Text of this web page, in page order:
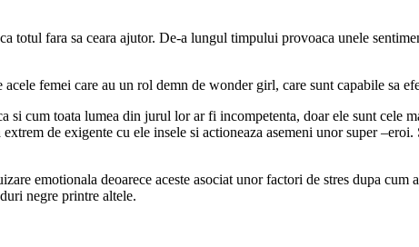
totul fara sa ceara ajutor. De-a lungul timpului provoaca unele
femei care au un rol demn de wonder girl, care sunt capabile sa
cum toata lumea din jurul lor ar fi incompetenta, doar ele sunt cele
de exigente cu ele insele si actioneaza asemeni unor super
emotionala deoarece aceste asociat unor factori de stres dupa
negre printre altele.